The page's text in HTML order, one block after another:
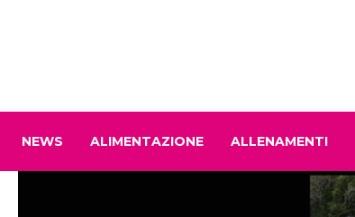
NEWS ALIMENTAZIONE ALLENAMENTI